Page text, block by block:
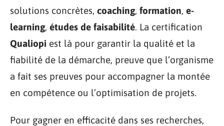
solutions concrètes, coaching, formation, e-
learning, études de faisabilité. La certification
Qualiopi est là pour garantir la qualité et la
fiabilité de la démarche, preuve que l’organisme
a fait ses preuves pour accompagner la montée
en compétence ou l’optimisation de projets.
Pour gagner en efficacité dans ses recherches,